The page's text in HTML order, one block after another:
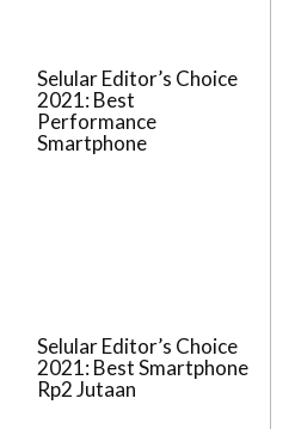
Selular Editor’s Choice
2021: Best
Performance
Smartphone
Selular Editor’s Choice
2021: Best Smartphone
Rp2 Jutaan